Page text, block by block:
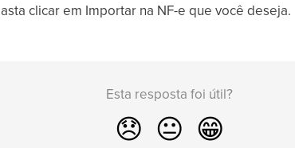
clicar em Importar na NF-e que você deseja.
Esta resposta foi útil?
😞 😐 😁